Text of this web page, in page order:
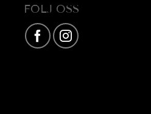
FÖLJ OSS